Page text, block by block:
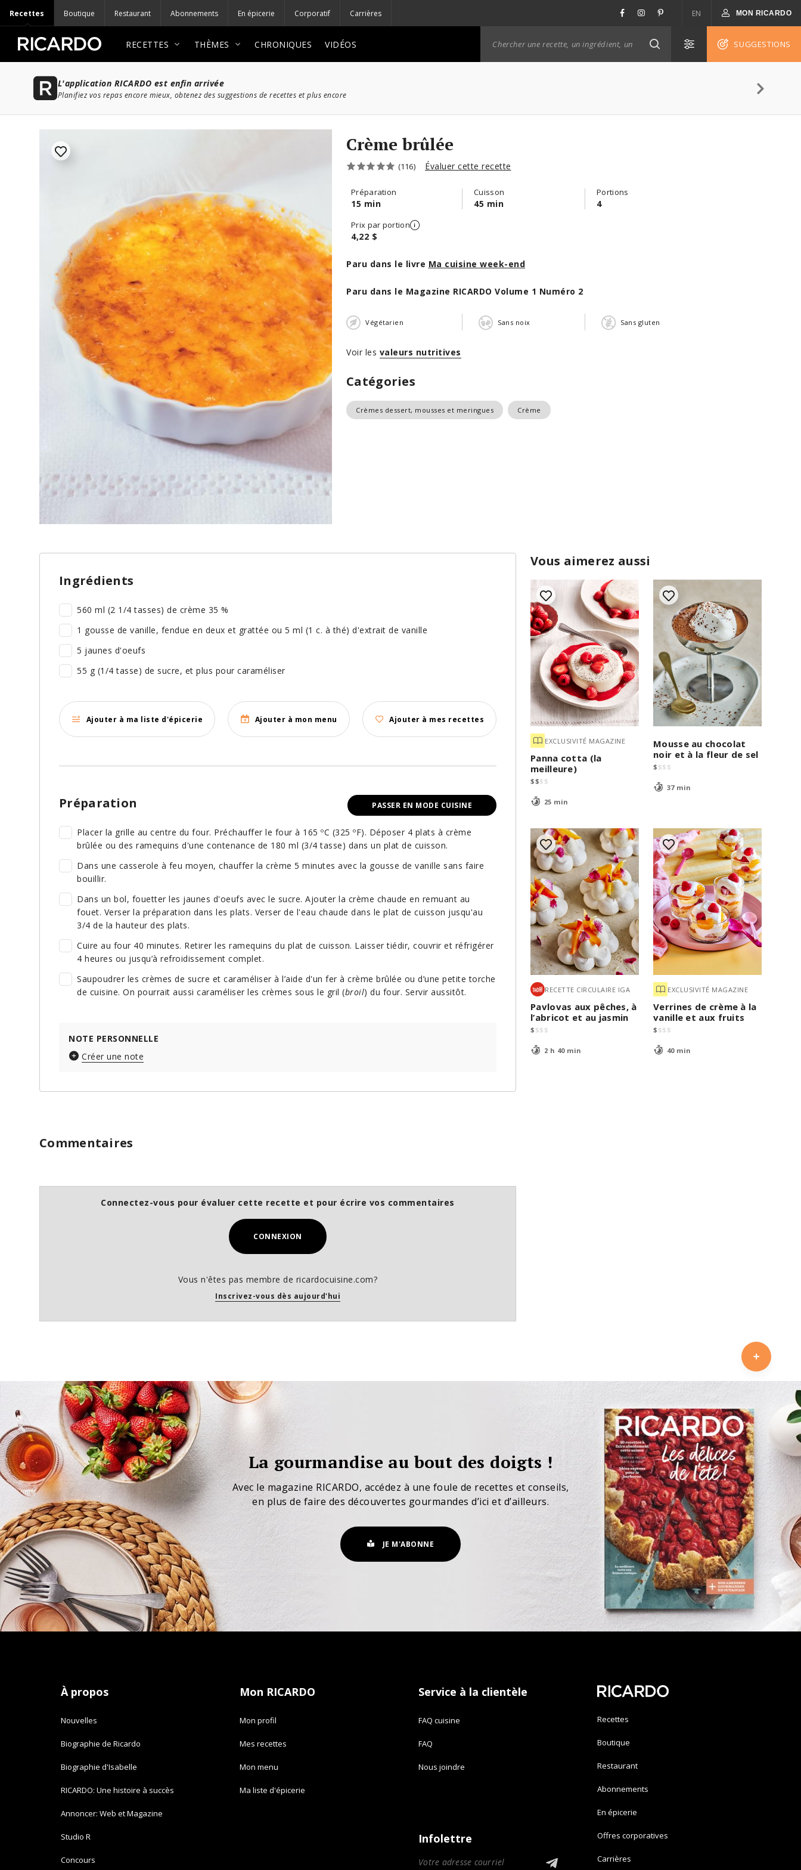
Recettes Boutique Restaurant Abonnements En épicerie Corporatif Carrières EN MON RICARDO
RECETTES THÈMES CHRONIQUES VIDÉOS SUGGESTIONS
L'application RICARDO est enfin arrivée
Planifiez vos repas encore mieux, obtenez des suggestions de recettes et plus encore
Crème brûlée
(116) Évaluer cette recette
Préparation
15 min
Cuisson
45 min
Portions
4
Prix par portion
4,22 $
Paru dans le livre Ma cuisine week-end
Paru dans le Magazine RICARDO Volume 1 Numéro 2
Végétarien Sans noix Sans gluten
Voir les valeurs nutritives
Catégories
Crèmes dessert, mousses et meringues Crème
Vous aimerez aussi
EXCLUSIVITÉ MAGAZINE
Panna cotta (la
meilleure)
$$$ $
25 min
Mousse au chocolat
noir et à la fleur de sel
$ $$ $
37 min
RECETTE CIRCULAIRE IGA
Pavlovas aux pêches, à
l’abricot et au jasmin
$ $$ $
2 h 40 min
EXCLUSIVITÉ MAGAZINE
Verrines de crème à la
vanille et aux fruits
$ $$ $
40 min
Ingrédients
560 ml (2 1/4 tasses) de crème 35 %
1 gousse de vanille, fendue en deux et grattée ou 5 ml (1 c. à thé) d'extrait de vanille
5 jaunes d'oeufs
55 g (1/4 tasse) de sucre, et plus pour caraméliser
Ajouter à ma liste d'épicerie Ajouter à mon menu Ajouter à mes recettes
PASSER EN MODE CUISINE
Préparation
Placer la grille au centre du four. Préchauffer le four à 165 ºC (325 ºF). Déposer 4 plats à crème
brûlée ou des ramequins d'une contenance de 180 ml (3/4 tasse) dans un plat de cuisson.
Dans une casserole à feu moyen, chauffer la crème 5 minutes avec la gousse de vanille sans faire
bouillir.
Dans un bol, fouetter les jaunes d'oeufs avec le sucre. Ajouter la crème chaude en remuant au
fouet. Verser la préparation dans les plats. Verser de l'eau chaude dans le plat de cuisson jusqu'au
3/4 de la hauteur des plats.
Cuire au four 40 minutes. Retirer les ramequins du plat de cuisson. Laisser tiédir, couvrir et réfrigérer
4 heures ou jusqu’à refroidissement complet.
Saupoudrer les crèmes de sucre et caraméliser à l’aide d'un fer à crème brûlée ou d’une petite torche
de cuisine. On pourrait aussi caraméliser les crèmes sous le gril (broil) du four. Servir aussitôt.
NOTE PERSONNELLE
Créer une note
Commentaires
Connectez-vous pour évaluer cette recette et pour écrire vos commentaires
CONNEXION
Vous n'êtes pas membre de ricardocuisine.com?
Inscrivez-vous dès aujourd'hui
La gourmandise au bout des doigts !
Avec le magazine RICARDO, accédez à une foule de recettes et conseils,
en plus de faire des découvertes gourmandes d’ici et d’ailleurs.
JE M'ABONNE
À propos
Nouvelles
Biographie de Ricardo
Biographie d'Isabelle
RICARDO: Une histoire à succès
Annoncer: Web et Magazine
Studio R
Concours
Mon RICARDO
Mon profil
Mes recettes
Mon menu
Ma liste d'épicerie
Service à la clientèle
FAQ cuisine
FAQ
Nous joindre
Infolettre
Recettes
Boutique
Restaurant
Abonnements
En épicerie
Offres corporatives
Carrières